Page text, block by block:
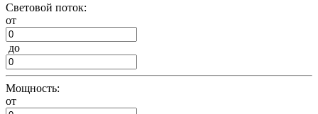
Световой поток:
от
до
Мощность:
от